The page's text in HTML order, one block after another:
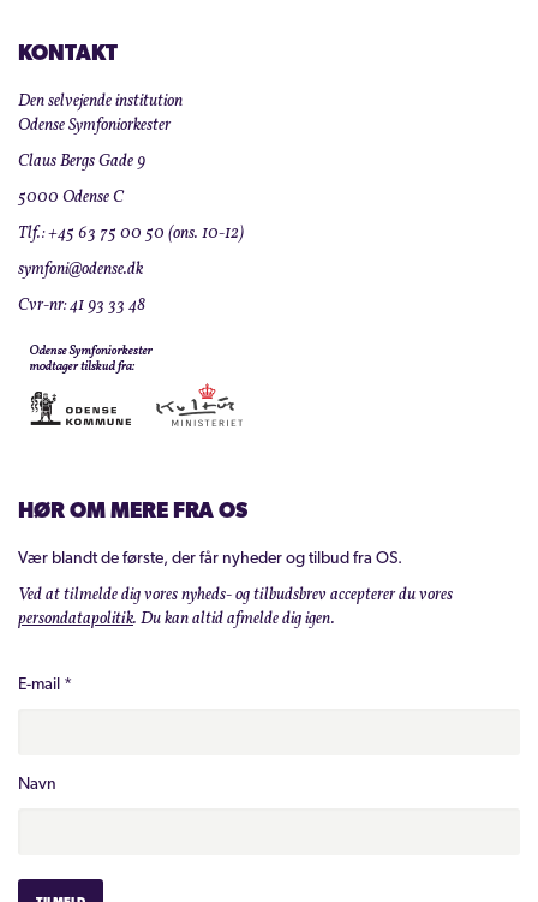
KONTAKT
Den selvejende institution
Odense Symfoniorkester
Claus Bergs Gade 9
5000 Odense C
Tlf.: +45 63 75 00 50 (ons. 10-12)
symfoni@odense.dk
Cvr-nr: 41 93 33 48
HØR OM MERE FRA OS
Vær blandt de første, der får nyheder og tilbud fra OS.
Ved at tilmelde dig vores nyheds- og tilbudsbrev accepterer du vores
persondatapolitik. Du kan altid afmelde dig igen.
E-mail *
Navn